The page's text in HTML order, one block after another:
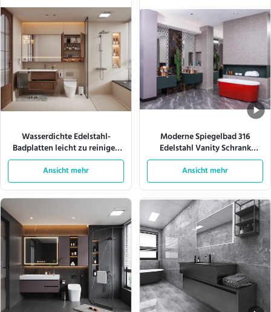
Wasserdichte Edelstahl-
Badplatten leicht zu reinigen
ASTM Standard
Korrosionsbeständig Langlebig
und für institutionelle Zwecke
Ansicht mehr
Moderne Spiegelbad 316
Edelstahl Vanity Schrank
Kupfer Becken Schrank
Ansicht mehr